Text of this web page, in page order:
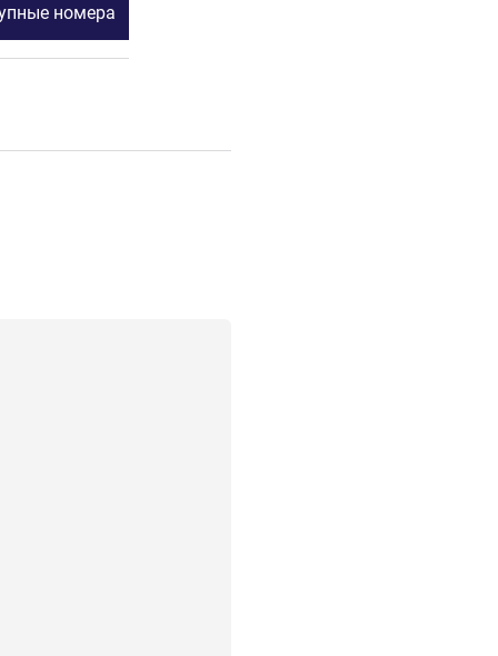
номера